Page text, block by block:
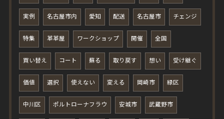
実例 名古屋市内 愛知 配送 名古屋市 チェンジ
特集 革革屋 ワークショップ 開催 全国
買い替え コート 蘇る 取り戻す 想い 受け継ぐ
価値 選択 使えない 変える 岡崎市 緑区
中川区 ポルトローナフラウ 安城市 武蔵野市